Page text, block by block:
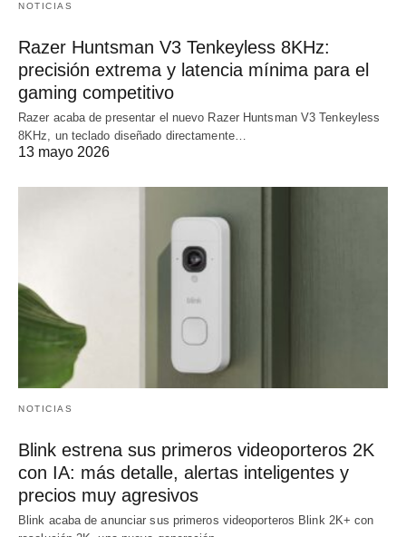
NOTICIAS
Razer Huntsman V3 Tenkeyless 8KHz:
precisión extrema y latencia mínima para el
gaming competitivo
Razer acaba de presentar el nuevo Razer Huntsman V3 Tenkeyless
8KHz, un teclado diseñado directamente…
13 mayo 2026
NOTICIAS
Blink estrena sus primeros videoporteros 2K
con IA: más detalle, alertas inteligentes y
precios muy agresivos
Blink acaba de anunciar sus primeros videoporteros Blink 2K+ con